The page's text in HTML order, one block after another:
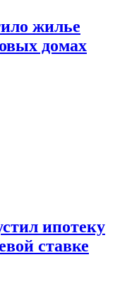
жилье
домах
ипотеку
ставке